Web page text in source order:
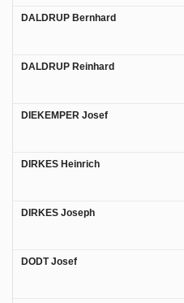
DALDRUP Bernhard
DALDRUP Reinhard
DIEKEMPER Josef
DIRKES Heinrich
DIRKES Joseph
DODT Josef